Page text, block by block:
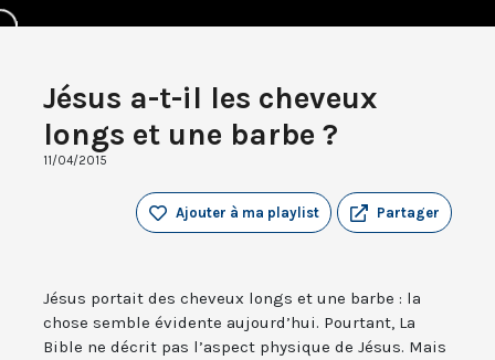
Jésus a-t-il les cheveux
longs et une barbe ?
11/04/2015
Partager
Ajouter à ma playlist
Jésus portait des cheveux longs et une barbe : la
chose semble évidente aujourd’hui. Pourtant, La
Bible ne décrit pas l’aspect physique de Jésus. Mais